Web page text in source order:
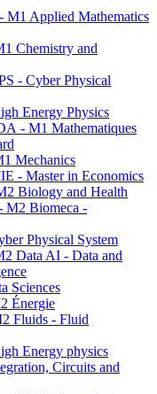
Applied Mathematics
Chemistry and
- Cyber Physical
Energy Physics
- M1 Mathematiques
Mechanics
- Master in Economics
Biology and Health
Biomeca -
Physical System
Data AI - Data and
Sciences
Énergie
Fluids - Fluid
Energy physics
Circuits and